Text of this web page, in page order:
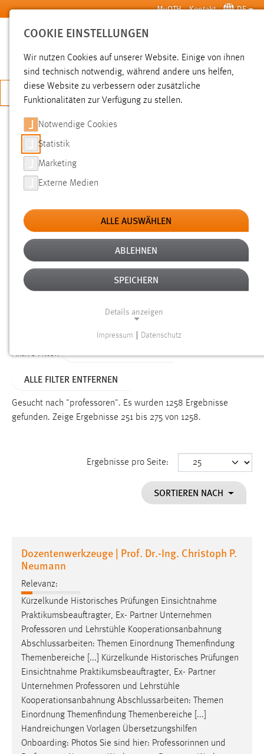
Zum Hauptinhalt springen MyOTH Kontakt DE
SUCHE
JETZT BEWERBEN
SUCHE
FILTER
Typ
Erstellungsdatum
Alter
Aktive Filter:
ALLE FILTER ENTFERNEN
Gesucht nach "professoren". Es wurden 1258 Ergebnisse
gefunden. Zeige Ergebnisse 251 bis 275 von 1258.
Ergebnisse pro Seite:
SORTIEREN NACH
Dozentenwerkzeuge | Prof. Dr.-Ing. Christoph P.
Neumann
Relevanz:
Kürzelkunde Historisches Prüfungen Einsichtnahme
Praktikumsbeauftragter, Ex- Partner Unternehmen
Professoren und Lehrstühle Kooperationsanbahnung
Abschlussarbeiten: Themen Einordnung Themenfindung
Themenbereiche [...] Kürzelkunde Historisches Prüfungen
Einsichtnahme Praktikumsbeauftragter, Ex- Partner
Unternehmen Professoren und Lehrstühle
Kooperationsanbahnung Abschlussarbeiten: Themen
Einordnung Themenfindung Themenbereiche [...]
Handreichungen Vorlagen Übersetzungshilfen
Onboarding: Photos Sie sind hier: Professorinnen und
COOKIE EINSTELLUNGEN
Wir nutzen Cookies auf unserer Website. Einige von ihnen
sind technisch notwendig, während andere uns helfen,
diese Website zu verbessern oder zusätzliche
Funktionalitäten zur Verfügung zu stellen.
Notwendige Cookies
Statistik
Marketing
Externe Medien
ALLE AUSWÄHLEN
ABLEHNEN
SPEICHERN
Details anzeigen
Funktionen und sind für die einwandfreie Funktion der
Einverständnis
cookie_consent
Dieser Cookie speichert die ausgewählten Einverständnis-
Name:
staticfilecache
Zweck:
Für performante Seitenauslieferung wird in diesem Cookie
gespeichert, ob man eingeloggt ist.
Sprachpräferenz
Name:
site-language-preference
Zweck:
Impressum Datenschutz